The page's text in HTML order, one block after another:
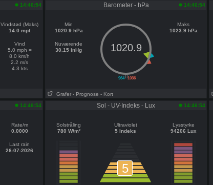
14:46:54
Vindstød (Maks)
14.0 mpt
Vind
5.0 mph =
8.0 km/h
2.2 m/s
4.3 kts
Barometer - hPa 14:46:54
Min
1020.9 hPa
Nuværende
30.15 inHg
||
964 1036
1020.9
Maks
1023.9 hPa
Grafer - Prognose - Kort
14:46:54
Rate/m
0.0000
Last rain
26-07-2026
Sol - UV-Indeks - Lux 14:46:54
Solstråling
780 W/m²
Ultraviolet
5 Indeks
5
Lysstyrke
94206 Lux